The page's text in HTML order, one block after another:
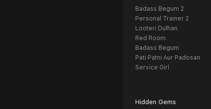
Badass Begum 2
Personal Trainer 2
Looteri Dulhan
Red Room
Badass Begum
Pati Patni Aur Padosan
Service Girl
Hidden Gems